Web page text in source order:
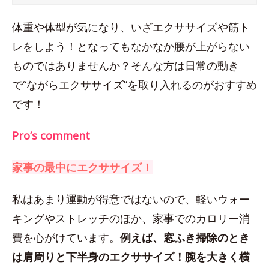
体重や体型が気になり、いざエクササイズや筋ト
レをしよう！となってもなかなか腰が上がらない
ものではありませんか？そんな方は日常の動き
で“ながらエクササイズ”を取り入れるのがおすすめ
です！
Pro’s comment
家事の最中にエクササイズ！
私はあまり運動が得意ではないので、軽いウォー
キングやストレッチのほか、家事でのカロリー消
費を心がけています。 例えば、窓ふき掃除のとき
は肩周りと下半身のエクササイズ！腕を大きく横